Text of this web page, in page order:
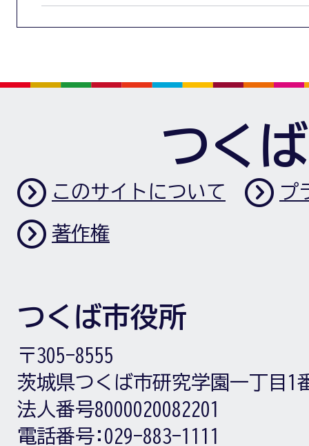
つく
このサイトについて プ
著作権
つくば市役所
〒305-8555
茨城県つくば市研究学園一丁目1
法人番号8000020082201
電話番号: 029-883-1111